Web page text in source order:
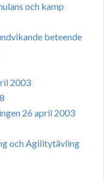
och kamp
beteende
2003
26 april 2003
och Agilitytävling